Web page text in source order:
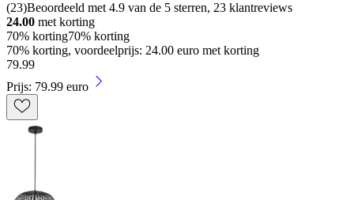
(23)Beoordeeld met 4.9 van de 5 sterren, 23 klantreviews
24.00 met korting
70% korting70% korting
70% korting, voordeelprijs: 24.00 euro met korting
79.99
Prijs: 79.99 euro